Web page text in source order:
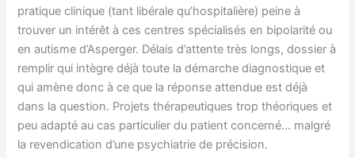
pratique clinique (tant libérale qu’hospitalière) peine à
trouver un intérêt à ces centres spécialisés en bipolarité ou
en autisme d’Asperger. Délais d’attente très longs, dossier à
remplir qui intègre déjà toute la démarche diagnostique et
qui amène donc à ce que la réponse attendue est déjà
dans la question. Projets thérapeutiques trop théoriques et
peu adapté au cas particulier du patient concerné… malgré
la revendication d’une psychiatrie de précision.